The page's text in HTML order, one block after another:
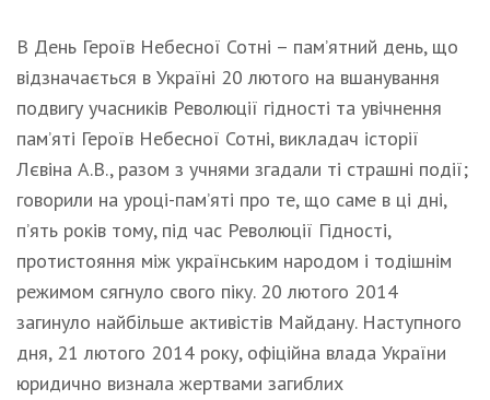
В День Героїв Небесної Сотні – пам’ятний день, що
відзначається в Україні 20 лютого на вшанування
подвигу учасників Революції гідності та увічнення
пам’яті Героїв Небесної Сотні, викладач історії
Лєвіна А.В., разом з учнями згадали ті страшні події;
говорили на уроці-пам’яті про те, що саме в ці дні,
п’ять років тому, під час Революції Гідності,
протистояння між українським народом і тодішнім
режимом сягнуло свого піку. 20 лютого 2014
загинуло найбільше активістів Майдану. Наступного
дня, 21 лютого 2014 року, офіційна влада України
юридично визнала жертвами загиблих